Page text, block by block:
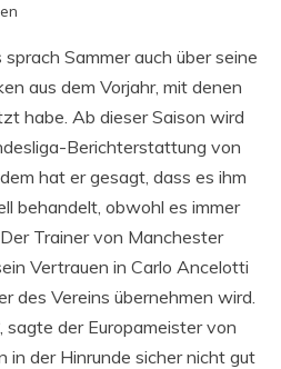
Sammer auch über seine
aus dem Vorjahr, mit denen
habe. Ab dieser Saison wird
Berichterstattung von
hat er gesagt, dass es ihm
behandelt, obwohl es immer
Trainer von Manchester
Vertrauen in Carlo Ancelotti
des Vereins übernehmen wird.
sagte der Europameister von
in der Hinrunde sicher nicht gut